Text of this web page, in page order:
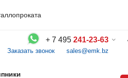
+ 7 495 241-23-63
Заказать звонок sales@emk.bz